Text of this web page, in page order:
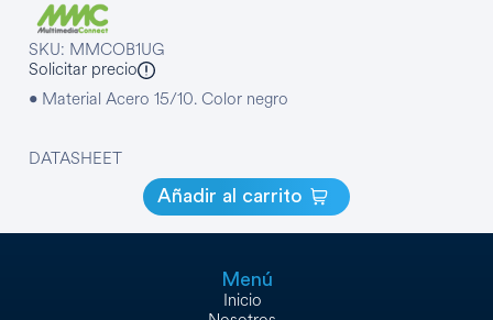
SKU: MMCOB1UG
Solicitar precio
• Material Acero 15/10. Color negro
DATASHEET
Añadir al carrito
Menú
Inicio